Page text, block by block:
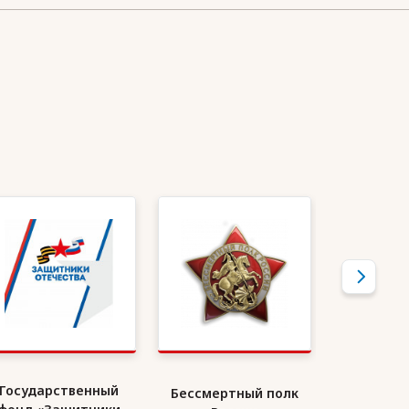
Государственный
Бессмертный полк